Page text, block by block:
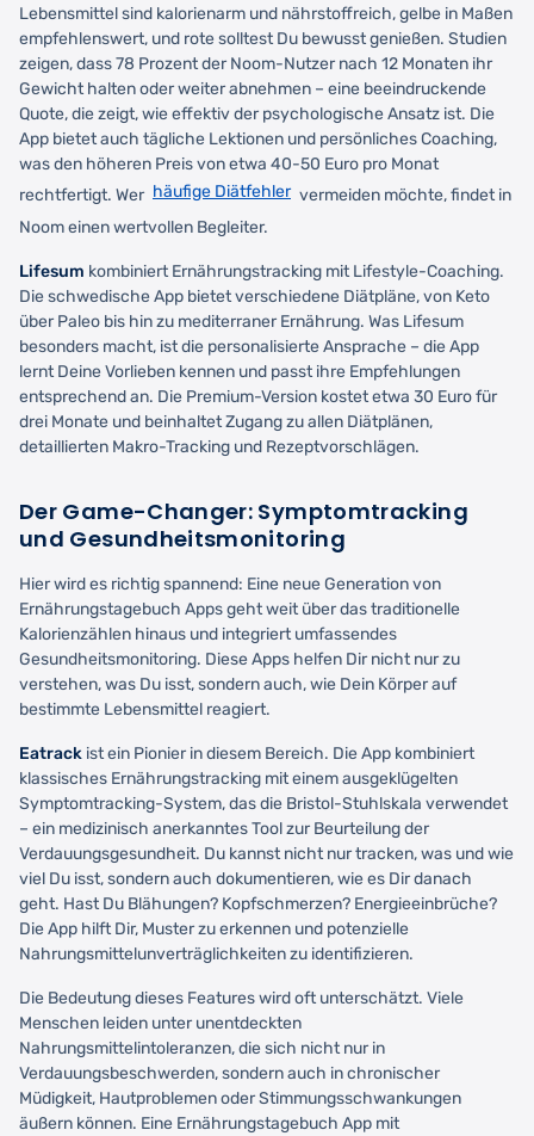
Lebensmittel sind kalorienarm und nährstoffreich, gelbe in Maßen
empfehlenswert, und rote solltest Du bewusst genießen. Studien
zeigen, dass 78 Prozent der Noom-Nutzer nach 12 Monaten ihr
Gewicht halten oder weiter abnehmen – eine beeindruckende
Quote, die zeigt, wie effektiv der psychologische Ansatz ist. Die
App bietet auch tägliche Lektionen und persönliches Coaching,
was den höheren Preis von etwa 40-50 Euro pro Monat
rechtfertigt. Wer häufige Diätfehler vermeiden möchte, findet in
Noom einen wertvollen Begleiter.
Lifesum kombiniert Ernährungstracking mit Lifestyle-Coaching.
Die schwedische App bietet verschiedene Diätpläne, von Keto
über Paleo bis hin zu mediterraner Ernährung. Was Lifesum
besonders macht, ist die personalisierte Ansprache – die App
lernt Deine Vorlieben kennen und passt ihre Empfehlungen
entsprechend an. Die Premium-Version kostet etwa 30 Euro für
drei Monate und beinhaltet Zugang zu allen Diätplänen,
detaillierten Makro-Tracking und Rezeptvorschlägen.
Der Game-Changer: Symptomtracking
und Gesundheitsmonitoring
Hier wird es richtig spannend: Eine neue Generation von
Ernährungstagebuch Apps geht weit über das traditionelle
Kalorienzählen hinaus und integriert umfassendes
Gesundheitsmonitoring. Diese Apps helfen Dir nicht nur zu
verstehen, was Du isst, sondern auch, wie Dein Körper auf
bestimmte Lebensmittel reagiert.
Eatrack ist ein Pionier in diesem Bereich. Die App kombiniert
klassisches Ernährungstracking mit einem ausgeklügelten
Symptomtracking-System, das die Bristol-Stuhlskala verwendet
– ein medizinisch anerkanntes Tool zur Beurteilung der
Verdauungsgesundheit. Du kannst nicht nur tracken, was und wie
viel Du isst, sondern auch dokumentieren, wie es Dir danach
geht. Hast Du Blähungen? Kopfschmerzen? Energieeinbrüche?
Die App hilft Dir, Muster zu erkennen und potenzielle
Nahrungsmittelunverträglichkeiten zu identifizieren.
Die Bedeutung dieses Features wird oft unterschätzt. Viele
Menschen leiden unter unentdeckten
Nahrungsmittelintoleranzen, die sich nicht nur in
Verdauungsbeschwerden, sondern auch in chronischer
Müdigkeit, Hautproblemen oder Stimmungsschwankungen
äußern können. Eine Ernährungstagebuch App mit